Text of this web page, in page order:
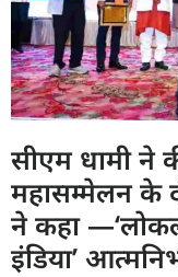
सीएम धामी ने
महासम्मेलन के
ने कहा
इंडिया’